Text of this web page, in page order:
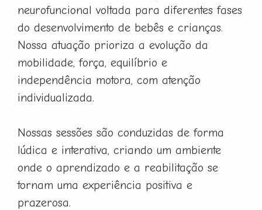
neurofuncional voltada para diferentes fases
do desenvolvimento de bebês e crianças.
Nossa atuação prioriza a evolução da
mobilidade, força, equilíbrio e
independência motora, com atenção
individualizada.
Nossas sessões são conduzidas de forma
lúdica e interativa, criando um ambiente
onde o aprendizado e a reabilitação se
tornam uma experiência positiva e
prazerosa.